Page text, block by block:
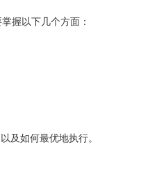
握以下几个方面：
及如何最优地执行。